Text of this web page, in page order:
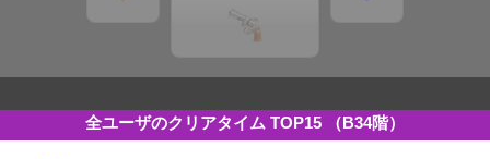
全ユーザのクリアタイム TOP15 （B34階）